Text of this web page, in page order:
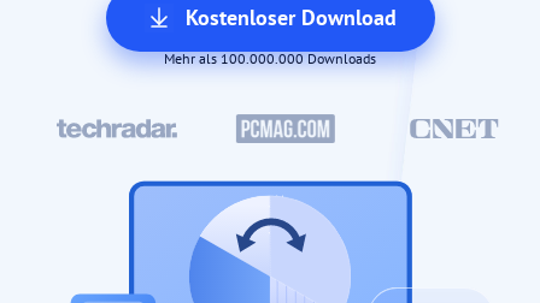
Kostenloser Download
Mehr als 100.000.000 Downloads